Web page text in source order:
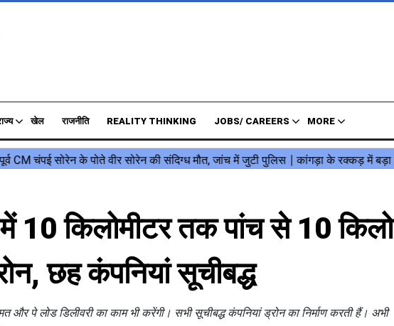
खेल राजनीति REALITY THINKING JOBS/ CAREERS MORE
10 किलोमीटर तक पांच से 10 किलो
छह कंपनियां सूचीबद्ध
और पे लोड डिलीवरी का काम भी करेंगी। सभी सूचीबद्ध कंपनियां ड्रोन का निर्माण करती हैं। अभी